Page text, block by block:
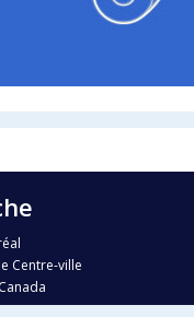
Centre-ville